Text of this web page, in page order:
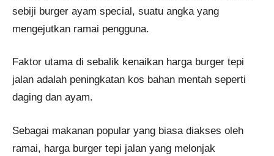
sebiji burger ayam special, suatu angka yang
mengejutkan ramai pengguna.
Faktor utama di sebalik kenaikan harga burger tepi
jalan adalah peningkatan kos bahan mentah seperti
daging dan ayam.
Sebagai makanan popular yang biasa diakses oleh
ramai, harga burger tepi jalan yang melonjak